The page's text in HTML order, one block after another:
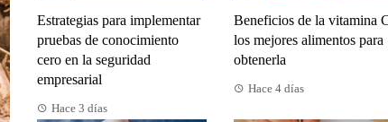
Estrategias para implementar
pruebas de conocimiento
cero en la seguridad
empresarial
Hace 3 días
Beneficios de la vitamina
los mejores alimentos para
obtenerla
Hace 4 días